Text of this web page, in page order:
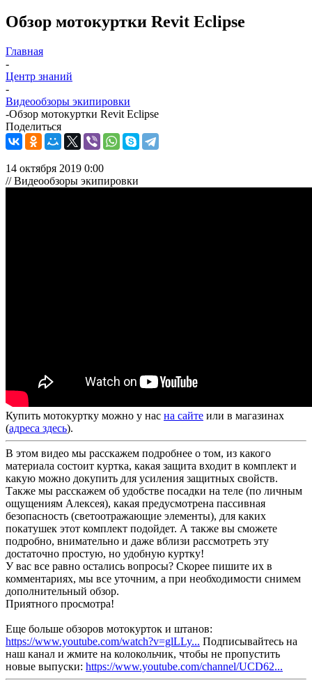
Обзор мотокуртки Revit Eclipse
Главная
-
Центр знаний
-
Видеообзоры экипировки
-Обзор мотокуртки Revit Eclipse
Поделиться
14 октября 2019 0:00
// Видеообзоры экипировки
Купить мотокуртку можно у нас на сайте или в магазинах
(адреса здесь).
В этом видео мы расскажем подробнее о том, из какого
материала состоит куртка, какая защита входит в комплект и
какую можно докупить для усиления защитных свойств.
Также мы расскажем об удобстве посадки на теле (по личным
ощущениям Алексея), какая предусмотрена пассивная
безопасность (светоотражающие элементы), для каких
покатушек этот комплект подойдет. А также вы сможете
подробно, внимательно и даже вблизи рассмотреть эту
достаточно простую, но удобную куртку!
У вас все равно остались вопросы? Скорее пишите их в
комментариях, мы все уточним, а при необходимости снимем
дополнительный обзор.
Приятного просмотра!
Еще больше обзоров мотокурток и штанов:
https://www.youtube.com/watch?v=glLLy... Подписывайтесь на
наш канал и жмите на колокольчик, чтобы не пропустить
новые выпуски: https://www.youtube.com/channel/UCD62...